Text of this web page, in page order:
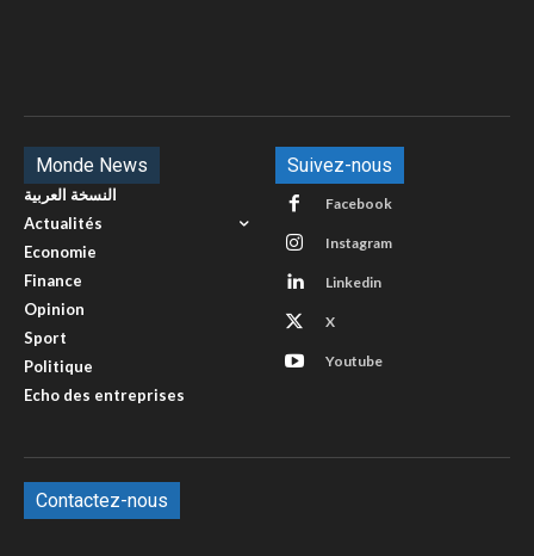
Monde News
النسخة العربية
Actualités
Economie
Finance
Opinion
Sport
Politique
Echo des entreprises
Suivez-nous
Facebook
Instagram
Linkedin
X
Youtube
Contactez-nous